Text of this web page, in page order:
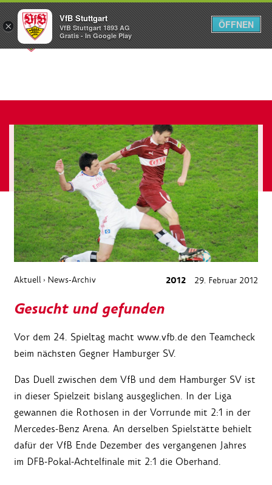
Menü
Aktuell › News-Archiv 2012 29. Februar 2012
Gesucht und gefunden
Vor dem 24. Spieltag macht www.vfb.de den Teamcheck
beim nächsten Gegner Hamburger SV.
Das Duell zwischen dem VfB und dem Hamburger SV ist
in dieser Spielzeit bislang ausgeglichen. In der Liga
gewannen die Rothosen in der Vorrunde mit 2:1 in der
Mercedes-Benz Arena. An derselben Spielstätte behielt
dafür der VfB Ende Dezember des vergangenen Jahres
im DFB-Pokal-Achtelfinale mit 2:1 die Oberhand.
×
VfB Stuttgart
VfB Stuttgart 1893 AG
Gratis - In Google Play
ÖFFNEN